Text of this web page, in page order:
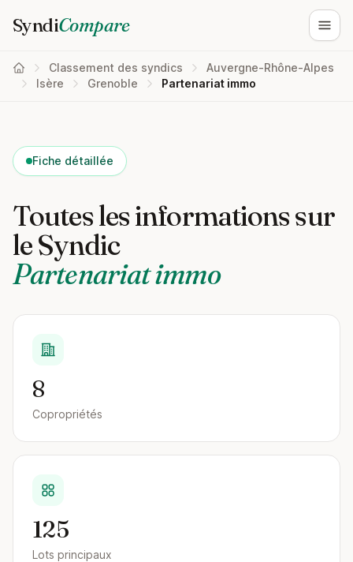
SyndiCompare
Classement des syndics
Auvergne-Rhône-Alpes
Isère
Grenoble Partenariat immo
Fiche détaillée
Toutes les informations sur
le Syndic
Partenariat immo
8
Copropriétés
125
Lots principaux